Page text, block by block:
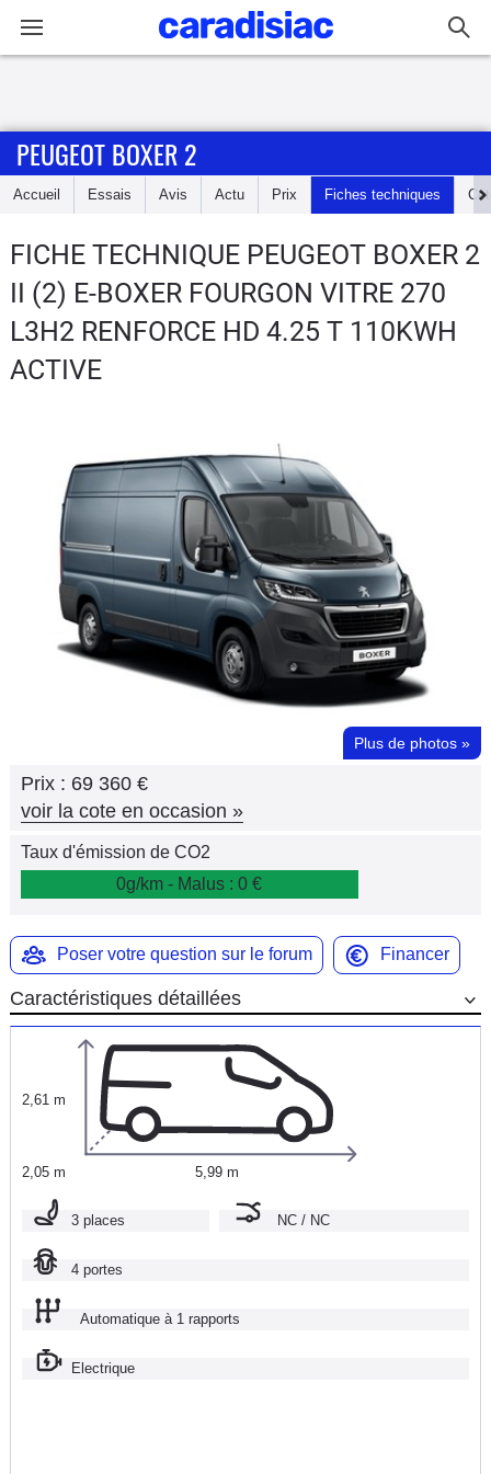
Accueil
Essais
Guide
d'achat
Utilitaires
Flottes
Services
Forum
PEUGEOT BOXER 2
Accueil Essais Avis Actu Prix Fiches techniques
FICHE TECHNIQUE PEUGEOT BOXER 2
II (2) E-BOXER FOURGON VITRE 270
L3H2 RENFORCE HD 4.25 T 110KWH
ACTIVE
Plus de photos »
Prix : 69 360 €
voir la cote en occasion »
Taux d'émission de CO2
0g/km - Malus : 0 €
Poser votre question sur le forum Financer
Caractéristiques détaillées
2,61 m
2,05 m 5,99 m
3 places NC / NC
4 portes
Automatique à 1 rapports
Electrique